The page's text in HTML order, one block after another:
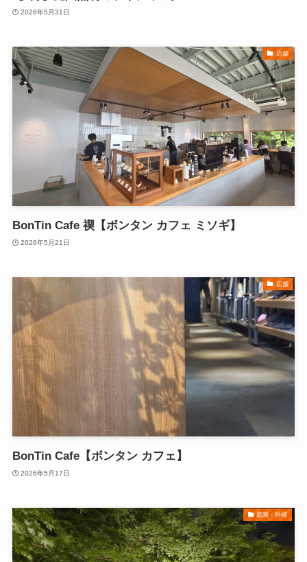
2026年5月31日
店舗
BonTin Cafe 禊【ボンタン カフェ ミソギ】
2026年5月21日
店舗
BonTin Cafe【ボンタン カフェ】
2026年5月17日
庭園・外構